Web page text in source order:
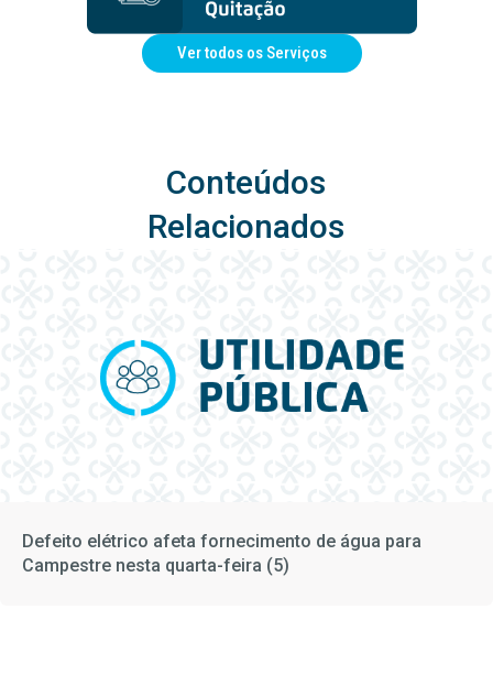
Ver todos os Serviços
Conteúdos
Relacionados
Defeito elétrico afeta fornecimento de água para
Campestre nesta quarta-feira (5)